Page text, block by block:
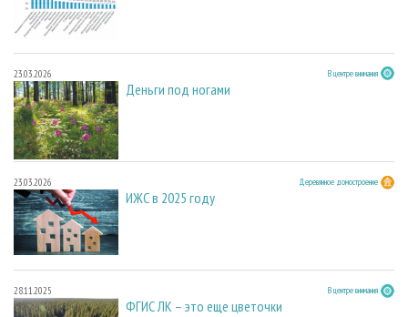
23.03.2026 В центре внимания
Деньги под ногами
23.03.2026 Деревянное домостроение
ИЖС в 2025 году
28.11.2025 В центре внимания
ФГИС ЛК – это еще цветочки